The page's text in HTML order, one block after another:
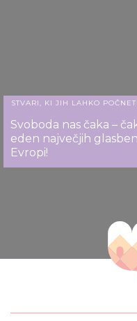
STVARI, KI JIH LAHKO
Svoboda nas čaka –
eden največjih
Evropi!